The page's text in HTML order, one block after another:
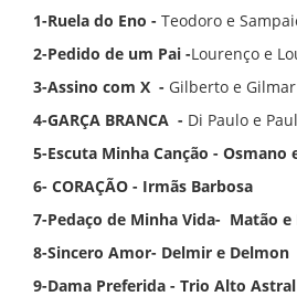
1-Ruela do Eno - Teodoro e
2-Pedido de um Pai -Lourenço e
3-Assino com X - Gilberto e Gilmar
4-GARÇA BRANCA - Di Paulo e
5-Escuta Minha Canção - Osmano
6- CORAÇÃO - Irmãs Barbosa
7-Pedaço de Minha Vida- Matão e
8-Sincero Amor- Delmir e Delmon
9-Dama Preferida - Trio Alto Astral